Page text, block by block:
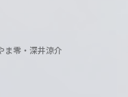
ま零・深井涼介